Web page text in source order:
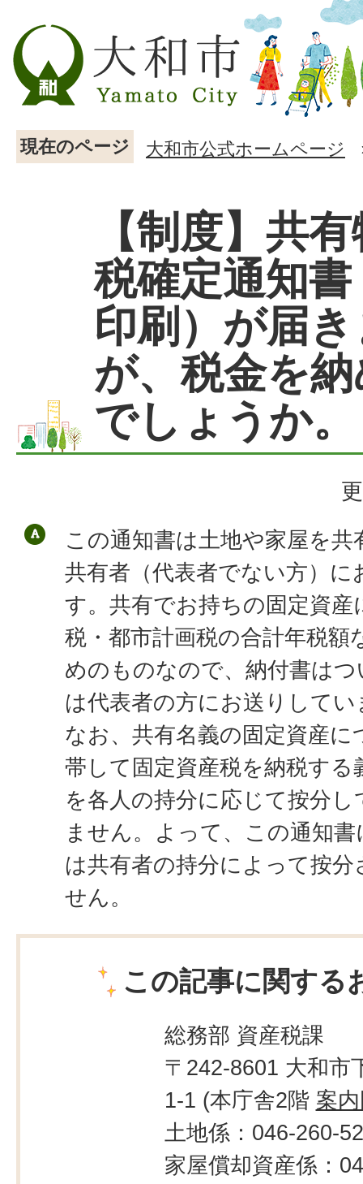
現在のページ 大和市公式ホームページ
【制度】共
税確定通知
印刷）が届
が、税金を
でしょうか。
この通知書は土地や家屋を
共有者（代表者でない方）
す。共有でお持ちの固定資産
税・都市計画税の合計年税
めのものなので、納付書は
は代表者の方にお送りしてい
なお、共有名義の固定資産
帯して固定資産税を納税す
を各人の持分に応じて按分
ません。よって、この通知
は共有者の持分によって按
せん。
この記事に関する
総務部 資産税課
〒242-8601 大和市
1-1 (本庁舎2階 案
土地係：046-260-
家屋償却資産係：